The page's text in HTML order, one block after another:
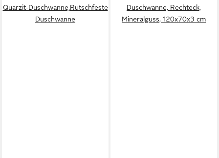
Quarzit-Duschwanne,Rutschfeste
Duschwanne
Duschwanne, Rechteck,
Mineralguss, 120x70x3 cm